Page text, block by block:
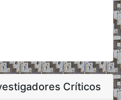
Críticos